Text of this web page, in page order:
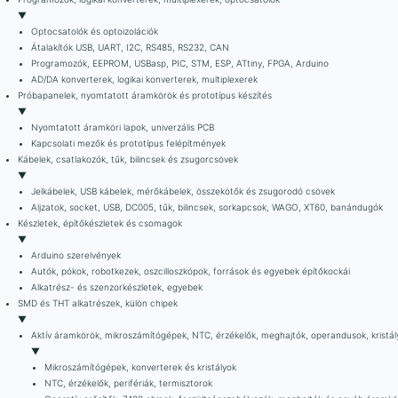
▼
Optocsatolók és optoizolációk
Átalakítók USB, UART, I2C, RS485, RS232, CAN
Programozók, EEPROM, USBasp, PIC, STM, ESP, ATtiny, FPGA, Arduino
AD/DA konverterek, logikai konverterek, multiplexerek
Próbapanelek, nyomtatott áramkörök és prototípus készítés
▼
Nyomtatott áramköri lapok, univerzális PCB
Kapcsolati mezők és prototípus felépítmények
Kábelek, csatlakozók, tűk, bilincsek és zsugorcsövek
▼
Jelkábelek, USB kábelek, mérőkábelek, összekötők és zsugorodó csövek
Aljzatok, socket, USB, DC005, tűk, bilincsek, sorkapcsok, WAGO, XT60, banándugók
Készletek, építőkészletek és csomagok
▼
Arduino szerelvények
Autók, pókok, robotkezek, oszcilloszkópok, források és egyebek építőkockái
Alkatrész- és szenzorkészletek, egyebek
SMD és THT alkatrészek, külön chipek
▼
Aktív áramkörök, mikroszámítógépek, NTC, érzékelők, meghajtók, operandusok,
▼
Mikroszámítógépek, konverterek és kristályok
NTC, érzékelők, perifériák, termisztorok